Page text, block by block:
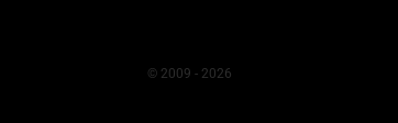
© 2009 - 2026